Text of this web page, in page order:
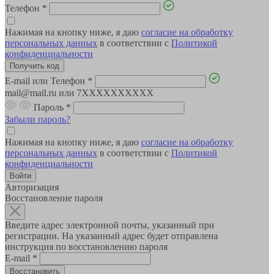
Телефон *
Нажимая на кнопку ниже, я даю согласие на обработку
персональных данных в соответствии с Политикой
конфиденциальности
E-mail или Телефон *
mail@mail.ru или 7XXXXXXXXXX
Пароль *
Забыли пароль?
Нажимая на кнопку ниже, я даю согласие на обработку
персональных данных в соответствии с Политикой
конфиденциальности
Авторизация
Восстановление пароля
Введите адрес электронной почты, указанный при
регистрации. На указанный адрес будет отправлена
инструкция по восстановлению пароля
E-mail *